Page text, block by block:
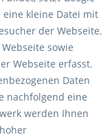
eine kleine Datei mit
der Webseite.
sowie
Webseite erfasst.
Daten
nachfolgend eine
werden Ihnen